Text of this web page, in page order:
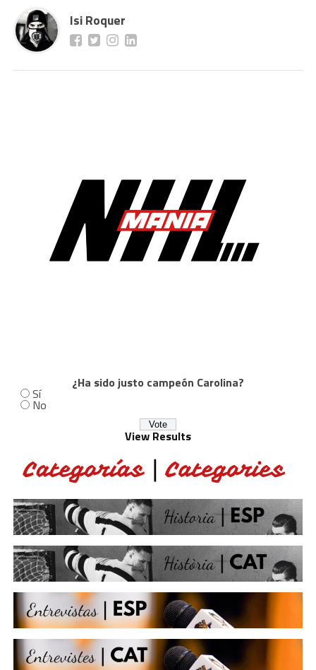
Isi Roquer
¿Ha sido justo campeón Carolina?
Sí
No
View Results